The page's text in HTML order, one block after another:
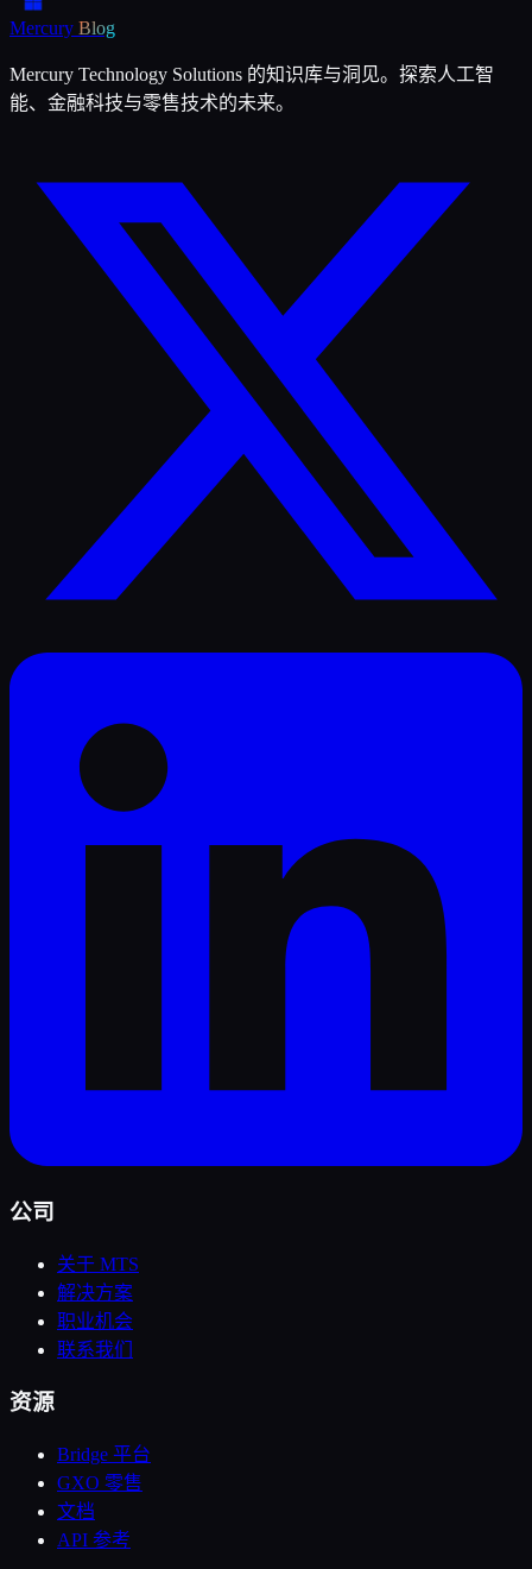
Mercury Blog
Mercury Technology Solutions 的知识库与洞见。探索人工智
能、金融科技与零售技术的未来。
公司
关于 MTS
解决方案
职业机会
联系我们
资源
Bridge 平台
GXO 零售
文档
API 参考